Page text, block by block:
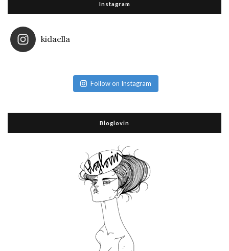
Instagram
kidaella
Follow on Instagram
Bloglovin